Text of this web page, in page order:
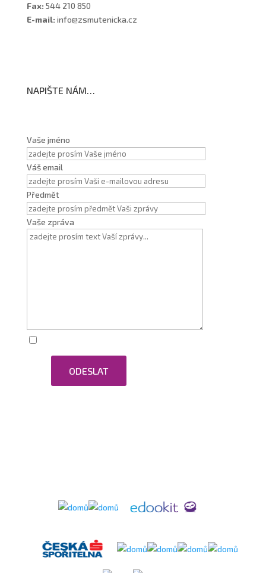
Fax: 544 210 850
E-mail: info@zsmutenicka.cz
NAPIŠTE NÁM…
Vaše jméno
Váš email
Předmět
Vaše zpráva
ODESLAT